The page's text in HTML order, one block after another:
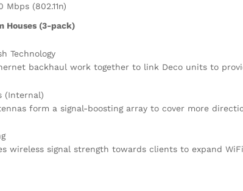
Mbps (802.11n)
Houses (3-pack)
Technology
backhaul work together to link Deco units to
(Internal)
form a signal-boosting array to cover more
wireless signal strength towards clients to expand